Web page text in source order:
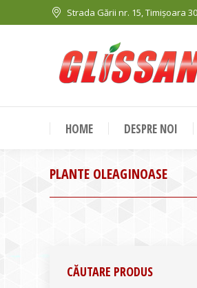
Strada Gării nr. 15, Timișoara
HOME DESPRE NOI
PLANTE OLEAGINOASE
CĂUTARE PRODUS